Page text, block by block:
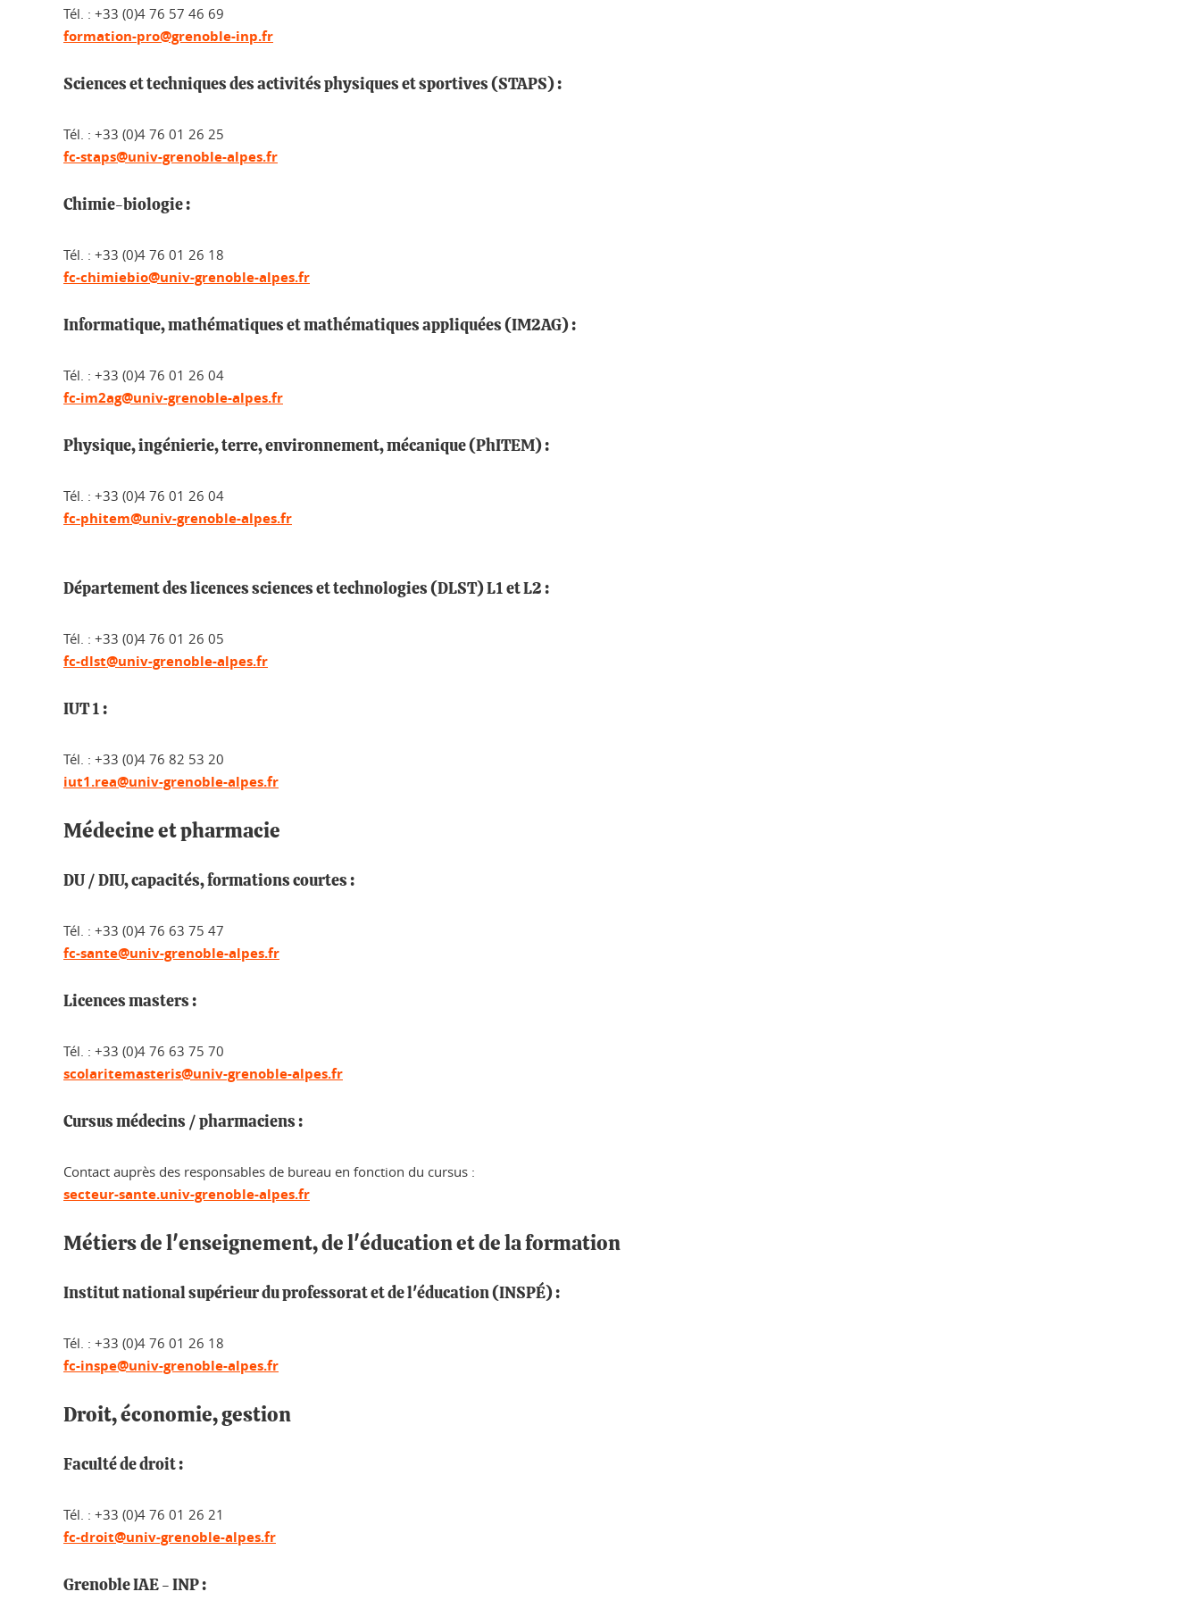
Tél. : +33 (0)4 76 57 46 69
formation-pro@grenoble-inp.fr
Sciences et techniques des activités physiques et sportives (STAPS) :
Tél. : +33 (0)4 76 01 26 25
fc-staps@univ-grenoble-alpes.fr
Chimie-biologie :
Tél. : +33 (0)4 76 01 26 18
fc-chimiebio@univ-grenoble-alpes.fr
Informatique, mathématiques et mathématiques appliquées (IM2AG) :
Tél. : +33 (0)4 76 01 26 04
fc-im2ag@univ-grenoble-alpes.fr
Physique, ingénierie, terre, environnement, mécanique (PhITEM) :
Tél. : +33 (0)4 76 01 26 04
fc-phitem@univ-grenoble-alpes.fr
Département des licences sciences et technologies (DLST) L1 et L2 :
Tél. : +33 (0)4 76 01 26 05
fc-dlst@univ-grenoble-alpes.fr
IUT 1 :
Tél. : +33 (0)4 76 82 53 20
iut1.rea@univ-grenoble-alpes.fr
Médecine et pharmacie
DU / DIU, capacités, formations courtes :
Tél. : +33 (0)4 76 63 75 47
fc-sante@univ-grenoble-alpes.fr
Licences masters :
Tél. : +33 (0)4 76 63 75 70
scolaritemasteris@univ-grenoble-alpes.fr
Cursus médecins / pharmaciens :
Contact auprès des responsables de bureau en fonction du cursus :
secteur-sante.univ-grenoble-alpes.fr
Métiers de l'enseignement, de l'éducation et de la formation
Institut national supérieur du professorat et de l'éducation (INSPÉ) :
Tél. : +33 (0)4 76 01 26 18
fc-inspe@univ-grenoble-alpes.fr
Droit, économie, gestion
Faculté de droit :
Tél. : +33 (0)4 76 01 26 21
fc-droit@univ-grenoble-alpes.fr
Grenoble IAE - INP :